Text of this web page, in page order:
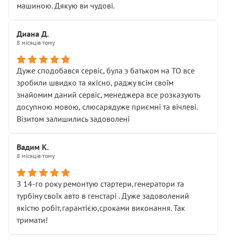
машиною. Дякую ви чудові.
Диана Д.
8 місяців тому
Дуже сподобався сервіс, була з батьком на ТО все
зробили швидко та якісно, раджу всім своїм
знайомим даний сервіс, менеджера все розказують
досупною мовою, слюсарядуже приємні та вічлеві.
Візитом залишились задоволені
Вадим К.
8 місяців тому
З 14-го року ремонтую стартери,генератори та
турбіну своїх авто в генстарі . Дуже задоволений
якістю робіт,гарантією,сроками виконання. Так
тримати!